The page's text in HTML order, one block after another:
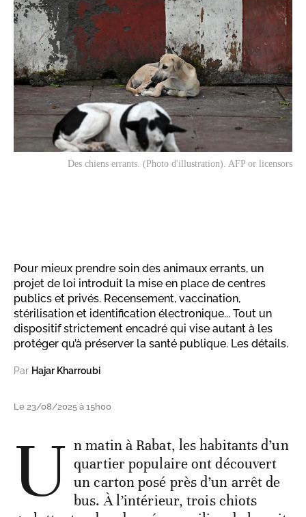
Des chiens errants. (Photo d'illustration). AFP or licensors
Pour mieux prendre soin des animaux errants, un
projet de loi introduit la mise en place de centres
publics et privés. Recensement, vaccination,
stérilisation et identification électronique... Tout un
dispositif strictement encadré qui vise autant à les
protéger qu’à préserver la santé publique. Les détails.
Par Hajar Kharroubi
Le 23/08/2025 à 15h00
U n matin à Rabat, les habitants d’un
quartier populaire ont découvert
un carton posé près d’un arrêt de
bus. À l’intérieur, trois chiots